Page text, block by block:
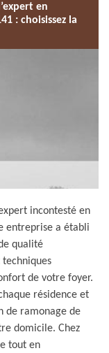
en
: choisissez la
incontesté en
entreprise a établi
qualité
de votre foyer.
résidence et
de ramonage de
domicile. Chez
tout en